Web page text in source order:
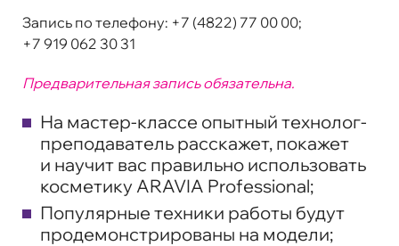
Запись по телефону: +7 (4822) 77 00 00;
+7 919 062 30 31
Предварительная запись обязательна.
На мастер-классе опытный технолог-
преподаватель расскажет, покажет
и научит вас правильно использовать
косметику ARAVIA Professional;
Популярные техники работы будут
продемонстрированы на модели;